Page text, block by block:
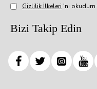
Gizlilik İlkeleri 'ni okudum
Bizi Takip Edin